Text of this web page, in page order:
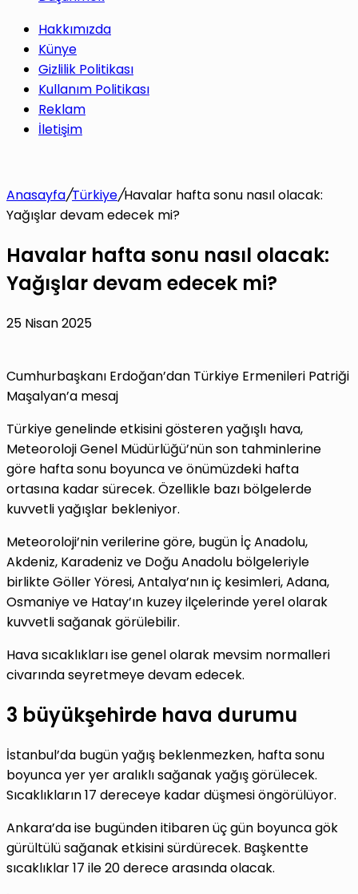
Hakkımızda
Künye
Gizlilik Politikası
Kullanım Politikası
Reklam
İletişim
Anasayfa/Türkiye/Havalar hafta sonu nasıl olacak:
Yağışlar devam edecek mi?
Havalar hafta sonu nasıl olacak:
Yağışlar devam edecek mi?
25 Nisan 2025
Cumhurbaşkanı Erdoğan’dan Türkiye Ermenileri Patriği
Maşalyan’a mesaj
Türkiye genelinde etkisini gösteren yağışlı hava,
Meteoroloji Genel Müdürlüğü’nün son tahminlerine
göre hafta sonu boyunca ve önümüzdeki hafta
ortasına kadar sürecek. Özellikle bazı bölgelerde
kuvvetli yağışlar bekleniyor.
Meteoroloji’nin verilerine göre, bugün İç Anadolu,
Akdeniz, Karadeniz ve Doğu Anadolu bölgeleriyle
birlikte Göller Yöresi, Antalya’nın iç kesimleri, Adana,
Osmaniye ve Hatay’ın kuzey ilçelerinde yerel olarak
kuvvetli sağanak görülebilir.
Hava sıcaklıkları ise genel olarak mevsim normalleri
civarında seyretmeye devam edecek.
3 büyükşehirde hava durumu
İstanbul’da bugün yağış beklenmezken, hafta sonu
boyunca yer yer aralıklı sağanak yağış görülecek.
Sıcaklıkların 17 dereceye kadar düşmesi öngörülüyor.
Ankara’da ise bugünden itibaren üç gün boyunca gök
gürültülü sağanak etkisini sürdürecek. Başkentte
sıcaklıklar 17 ile 20 derece arasında olacak.